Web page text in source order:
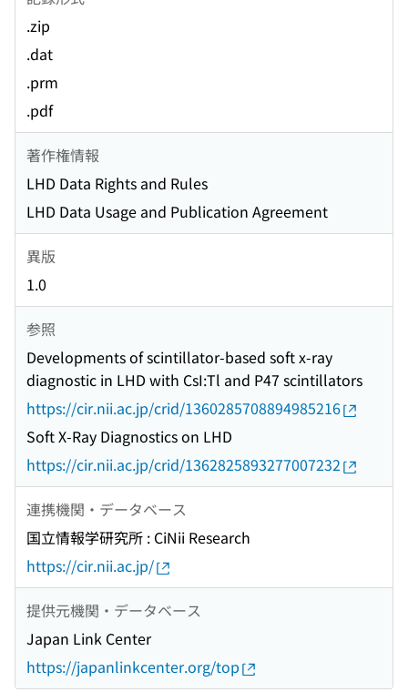
.zip
.dat
.prm
.pdf
著作権情報
LHD Data Rights and Rules
LHD Data Usage and Publication Agreement
異版
1.0
参照
Developments of scintillator-based soft x-ray
diagnostic in LHD with CsI:Tl and P47 scintillators
https://cir.nii.ac.jp/crid/1360285708894985216
Soft X-Ray Diagnostics on LHD
https://cir.nii.ac.jp/crid/1362825893277007232
連携機関・データベース
国立情報学研究所 : CiNii Research
https://cir.nii.ac.jp/
提供元機関・データベース
Japan Link Center
https://japanlinkcenter.org/top